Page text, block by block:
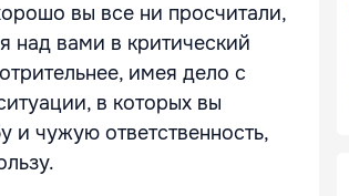
вы все ни просчитали,
над вами в критический
имея дело с
в которых вы
и чужую ответственность,